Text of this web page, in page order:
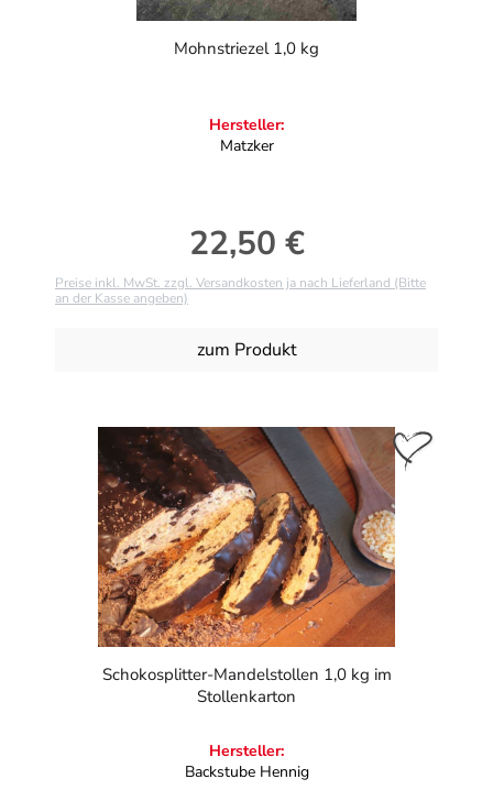
Mohnstriezel 1,0 kg
Hersteller:
Matzker
Regulärer Preis:
22,50 €
Preise inkl. MwSt. zzgl. Versandkosten ja nach Lieferland (Bitte
an der Kasse angeben)
zum Produkt
Schokosplitter-Mandelstollen 1,0 kg im
Stollenkarton
Hersteller:
Backstube Hennig